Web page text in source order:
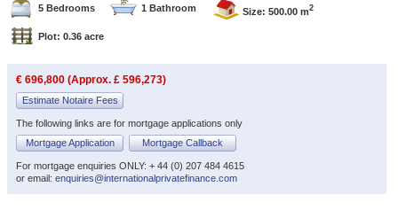
5 Bedrooms 1 Bathroom Size: 500.00 m2
Plot: 0.36 acre
€ 696,800 (Approx. £ 596,273)
Estimate Notaire Fees
The following links are for mortgage applications only
Mortgage Application
Mortgage Callback
For mortgage enquiries ONLY: + 44 (0) 207 484 4615
or email: enquiries@internationalprivatefinance.com